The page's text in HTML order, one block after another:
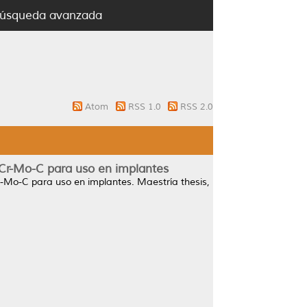
avanzada
Atom RSS 1.0 RSS 2.0
Mo-C para uso en implantes
C para uso en implantes. Maestría thesis,